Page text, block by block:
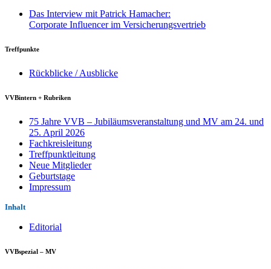
Das Interview mit Patrick Hamacher:
Corporate Influencer im Versicherungsvertrieb
Treffpunkte
Rückblicke / Ausblicke
VVBintern + Rubriken
75 Jahre VVB – Jubiläumsveranstaltung und MV am 24. und
25. April 2026
Fachkreisleitung
Treffpunktleitung
Neue Mitglieder
Geburtstage
Impressum
Inhalt
Editorial
VVBspezial – MV